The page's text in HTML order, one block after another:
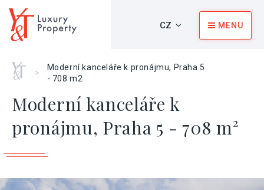
CZ MENU
Home
>
Moderní kanceláře k pronájmu, Praha 5
- 708 m2
Moderní kanceláře k
pronájmu, Praha 5 - 708 m²